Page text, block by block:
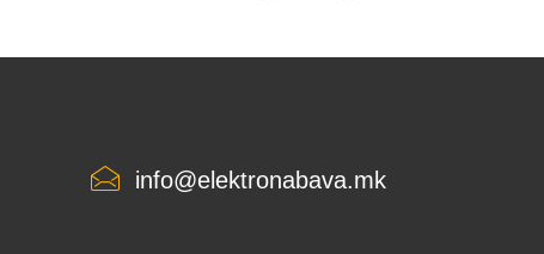
info@elektronabava.mk